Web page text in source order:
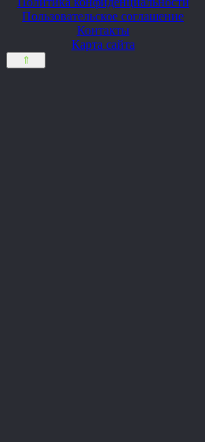
Пользовательское соглашение
Контакты
Карта сайта